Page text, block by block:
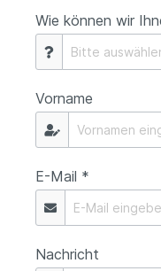
Wie können wir
Vorname
E-Mail *
Nachricht